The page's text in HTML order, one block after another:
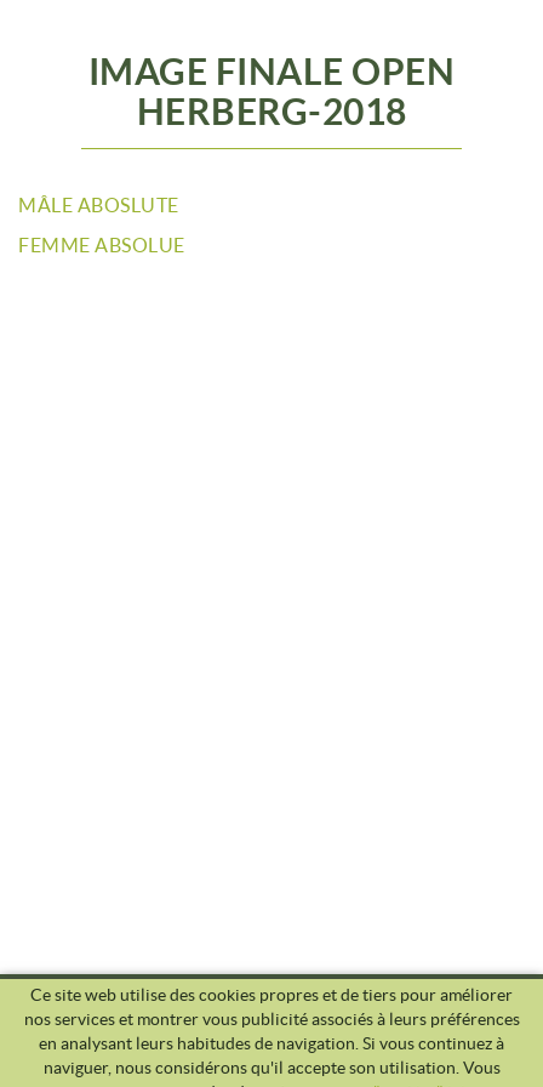
IMAGE FINALE OPEN
HERBERG-2018
MÂLE ABOSLUTE
FEMME ABSOLUE
Ce site web utilise des cookies propres et de tiers pour améliorer
nos services et montrer vous publicité associés à leurs préférences
en analysant leurs habitudes de navigation. Si vous continuez à
naviguer, nous considérons qu'il accepte son utilisation. Vous